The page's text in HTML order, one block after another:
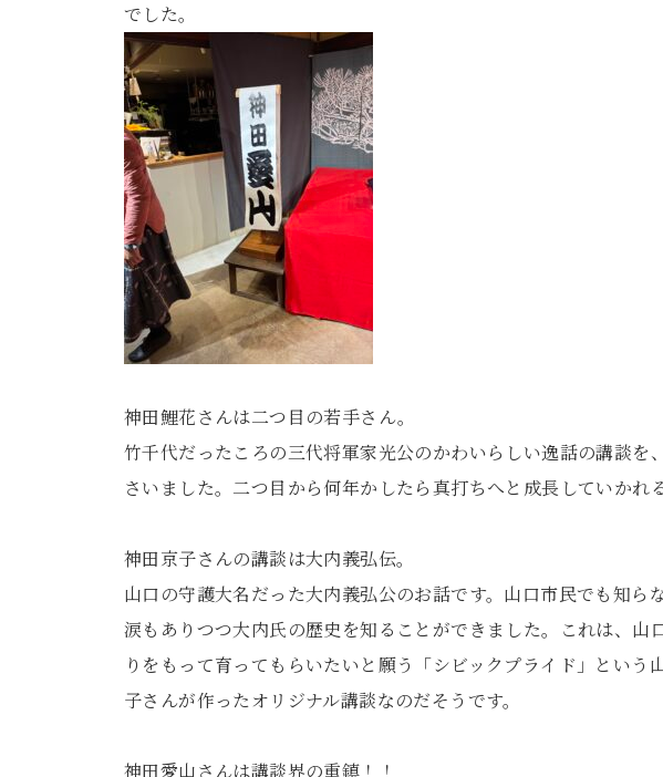
でした。
神田鯉花さんは二つ目の若手さん。
竹千代だったころの三代将軍家光公のかわいらしい逸話の講談を
さいました。二つ目から何年かしたら真打ちへと成長していかれ
神田京子さんの講談は大内義弘伝。
山口の守護大名だった大内義弘公のお話です。山口市民でも知ら
涙もありつつ大内氏の歴史を知ることができました。これは、山
りをもって育ってもらいたいと願う「シビックプライド」という
子さんが作ったオリジナル講談なのだそうです。
神田愛山さんは講談界の重鎮！！